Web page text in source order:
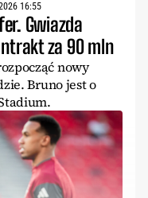
16:55
Gwiazda
za 90 mln
nowy
Bruno jest o